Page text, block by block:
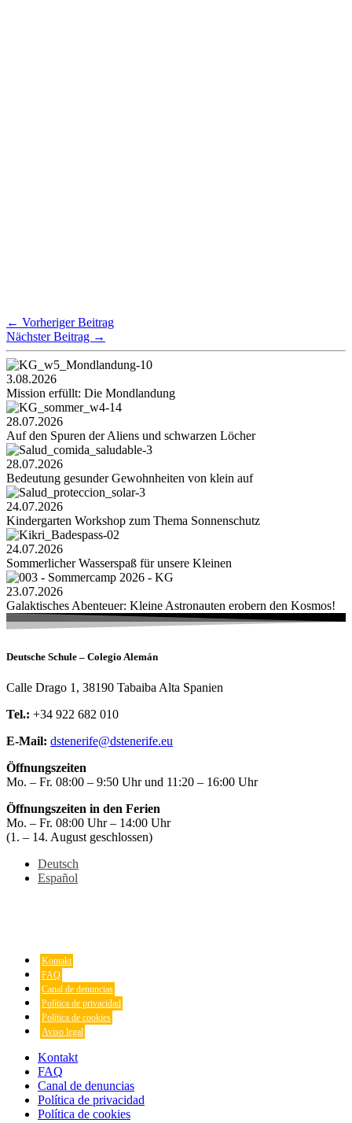
← Vorheriger Beitrag
Nächster Beitrag →
3.08.2026
Mission erfüllt: Die Mondlandung
28.07.2026
Auf den Spuren der Aliens und schwarzen Löcher
28.07.2026
Bedeutung gesunder Gewohnheiten von klein auf
24.07.2026
Kindergarten Workshop zum Thema Sonnenschutz
24.07.2026
Sommerlicher Wasserspaß für unsere Kleinen
23.07.2026
Galaktisches Abenteuer: Kleine Astronauten erobern den Kosmos!
Deutsche Schule – Colegio Alemán
Calle Drago 1, 38190 Tabaiba Alta Spanien
Tel.: +34 922 682 010
E-Mail: dstenerife@dstenerife.eu
Öffnungszeiten
Mo. – Fr. 08:00 – 9:50 Uhr und 11:20 – 16:00 Uhr
Öffnungszeiten in den Ferien
Mo. – Fr. 08:00 Uhr – 14:00 Uhr
(1. – 14. August geschlossen)
Deutsch
Español
Kontakt
FAQ
Canal de denuncias
Política de privacidad
Política de cookies
Aviso legal
Kontakt
FAQ
Canal de denuncias
Política de privacidad
Política de cookies